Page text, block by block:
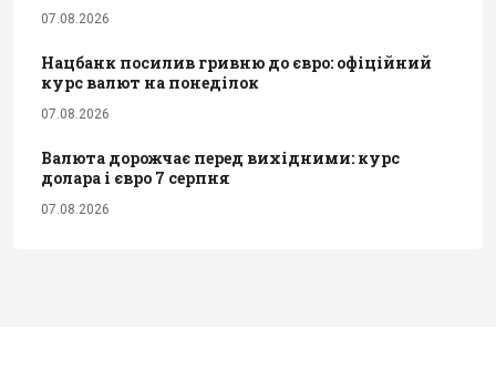
07.08.2026
Нацбанк посилив гривню до євро: офіційний
курс валют на понеділок
07.08.2026
Валюта дорожчає перед вихідними: курс
долара і євро 7 серпня
07.08.2026